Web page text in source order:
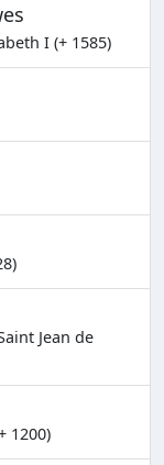
I (+ 1585)
Jean de
1200)